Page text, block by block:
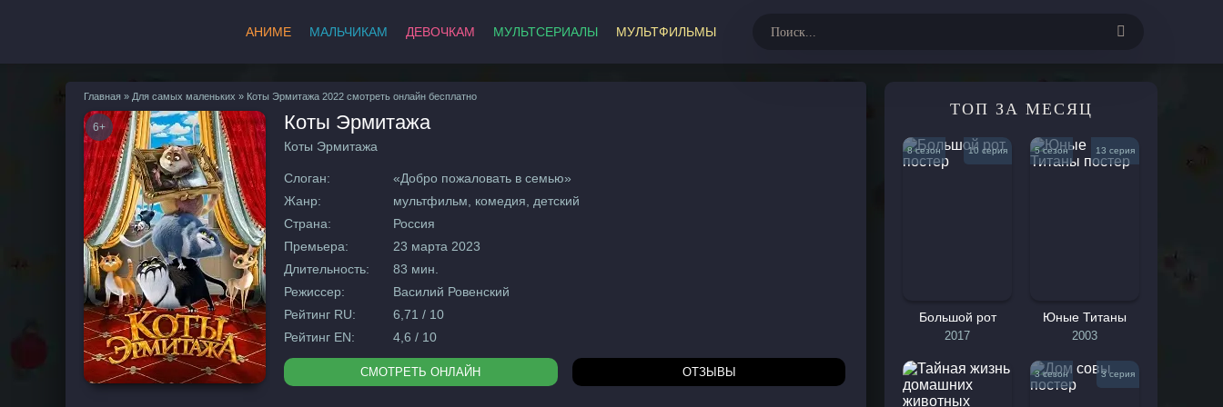
АНИМЕ МАЛЬЧИКАМ ДЕВОЧКАМ МУЛЬТСЕРИАЛЫ МУЛЬТФИЛЬМЫ
18+
Исторические
Мелодрамы
Музыкальные
Фэнтези
Документальные
Главная » Для самых маленьких » Коты Эрмитажа 2022 смотреть онлайн бесплатно
6+ Коты Эрмитажа
Коты Эрмитажа
Слоган:
«Добро пожаловать в семью»
Жанр:
мультфильм, комедия, детский
Страна:
Россия
Премьера:
23 марта 2023
Длительность:
83 мин.
Режиссер:
Василий Ровенский
Рейтинг RU:
6,71 / 10
Рейтинг EN:
4,6 / 10
СМОТРЕТЬ ОНЛАЙН ОТЗЫВЫ
ТОП ЗА МЕСЯЦ
8 сезон 10 серия
Большой рот
2017
5 сезон 13 серия
Юные Титаны
2003
3 сезон 3 серия